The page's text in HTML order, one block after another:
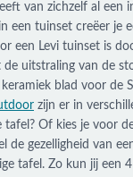
van zichzelf al een
een tuinset creëer je
een Levi tuinset is
uitstraling van de
blad voor de
zijn er in
tafel? Of kies je voor
de gezelligheid van
tafel. Zo kun jij een